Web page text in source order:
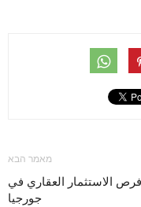
מאמר הבא
فرص الاستثمار العقاري في
جورجيا